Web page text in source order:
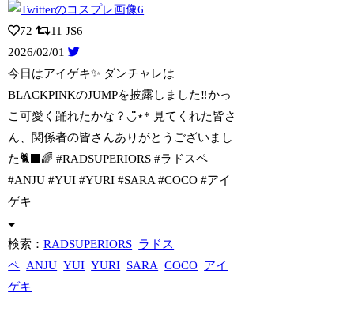
72 11 JS6
2026/02/01
今日はアイゲキ✨ ダンチャレは
BLACKPINKのJUMPを披露しました‼︎かっ
こ可愛く踊れたかな？◡̈⋆* 見てくれた皆さ
ん、関係者の皆さんありがとうございまし
た🐈‍⬛🌈 #RADSUPERIORS #ラドスペ
#ANJU #YUI #YURI #SARA #COCO #アイ
ゲキ
検索：RADSUPERIORS ラドス
ペ ANJU YUI YURI SARA COCO アイ
ゲキ